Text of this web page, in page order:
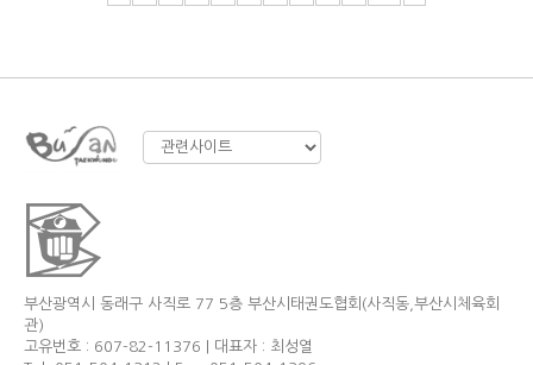
부산광역시 동래구 사직로 77 5층 부산시태권도협회(사직동,부산시체육회
관)
고유번호 : 607-82-11376 | 대표자 : 최성열